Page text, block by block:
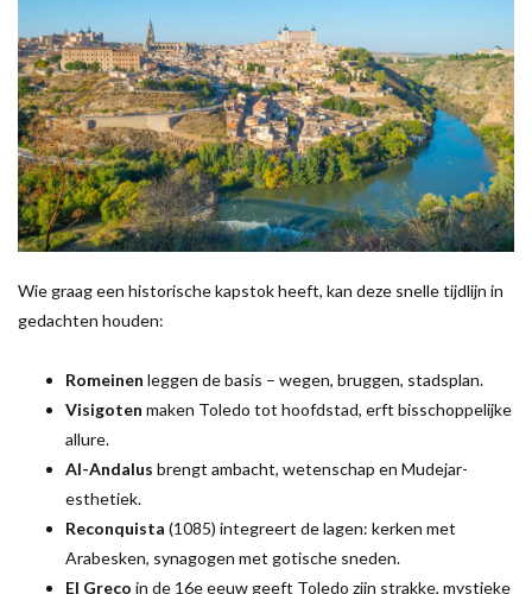
Wie graag een historische kapstok heeft, kan deze snelle tijdlijn in
gedachten houden:
Romeinen leggen de basis – wegen, bruggen, stadsplan.
Visigoten maken Toledo tot hoofdstad, erft bisschoppelijke
allure.
Al-Andalus brengt ambacht, wetenschap en Mudejar-
esthetiek.
Reconquista (1085) integreert de lagen: kerken met
Arabesken, synagogen met gotische sneden.
El Greco in de 16e eeuw geeft Toledo zijn strakke, mystieke